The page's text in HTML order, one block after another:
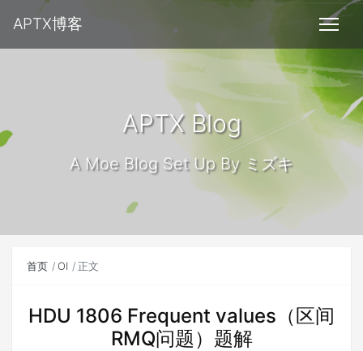
APTX博客
APTX Blog
A Moe Blog Set Up By ミズキ
首页 OI 正文
HDU 1806 Frequent values（区间
RMQ问题）题解